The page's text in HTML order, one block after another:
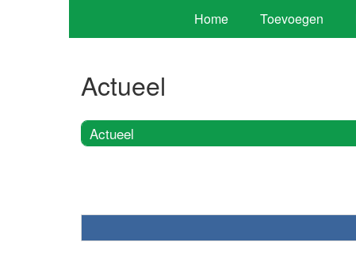
Home Toevoegen
Actueel
Actueel